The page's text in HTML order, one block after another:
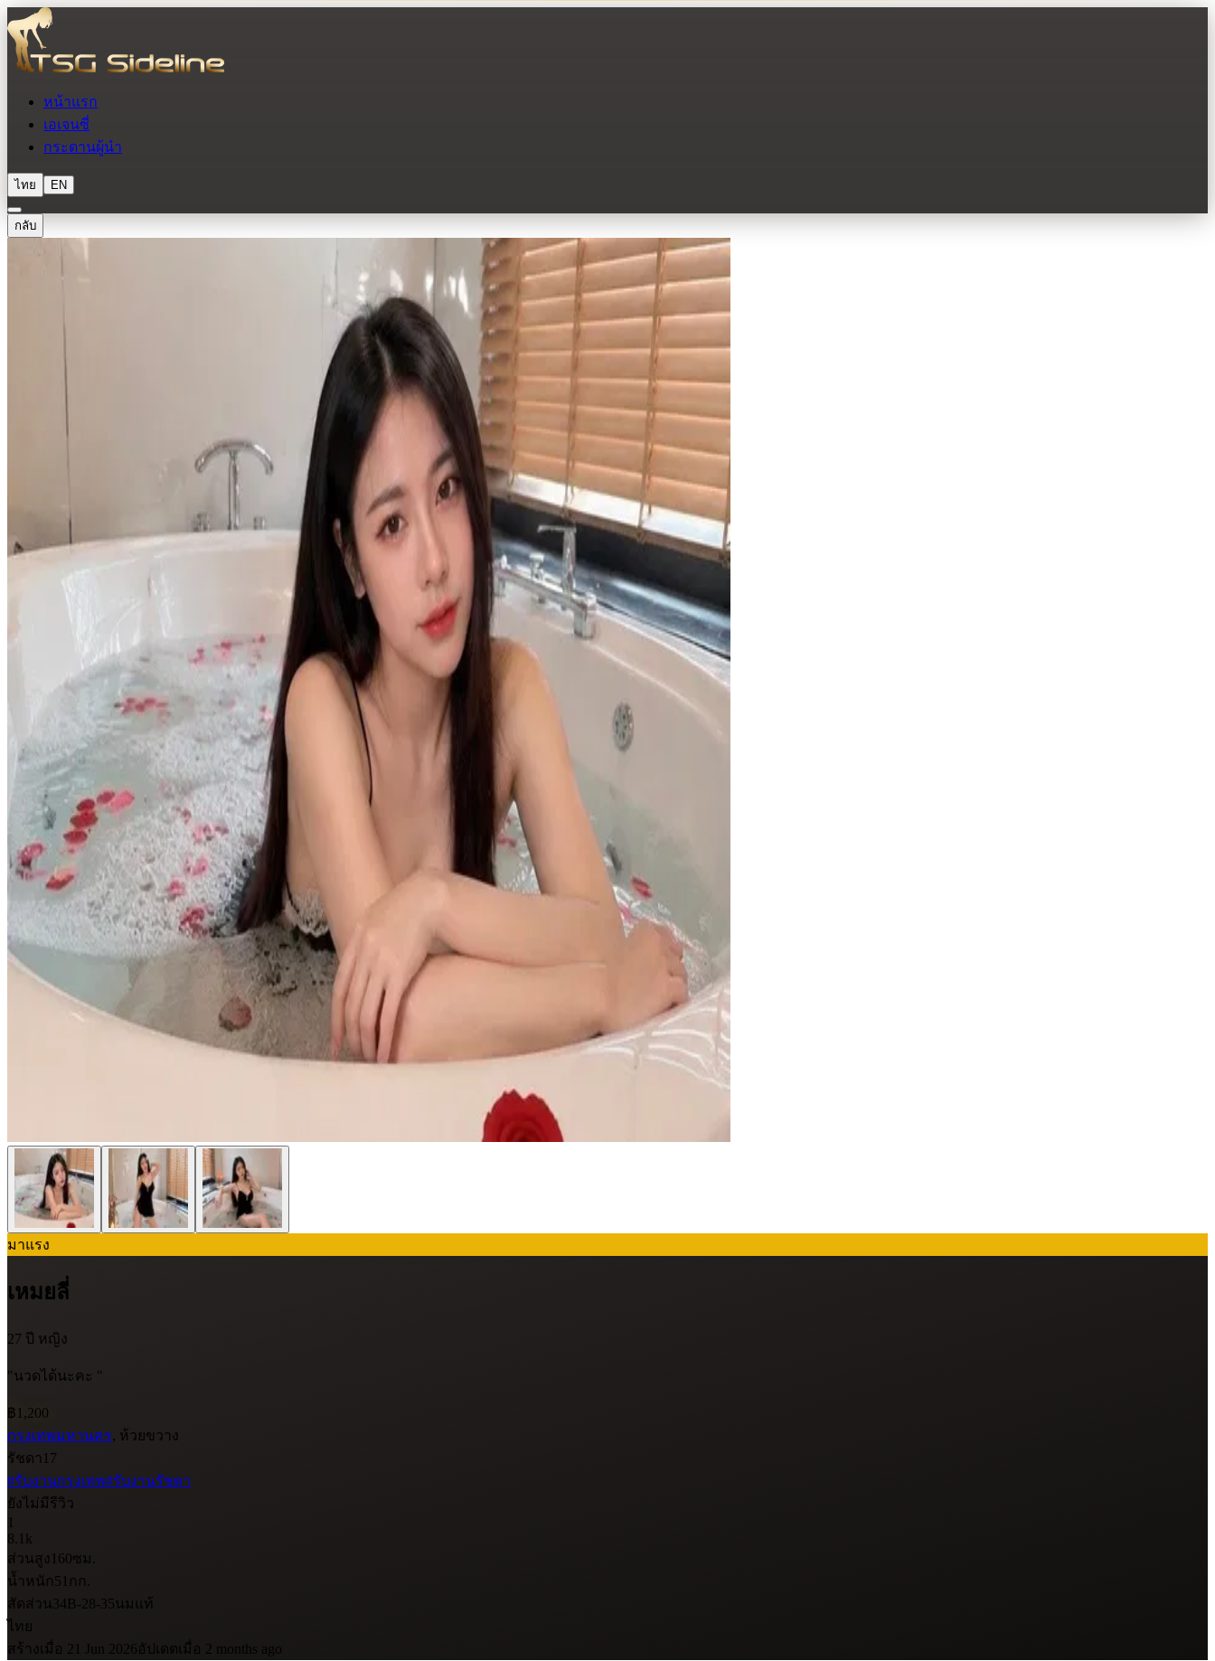
หน้าแรก
เอเจนซี่
กระดานผู้นำ
ไทย EN
กลับ
มาแรง
เหมยลี่
27 ปี หญิง
"นวดได้นะคะ "
฿1,200
กรุงเทพมหานคร, ห้วยขวาง
รัชดา17
#รับงานกรุงเทพ#รับงานรัชดา
ยังไม่มีรีวิว
1
8.1k
ส่วนสูง 160ซม.
น้ำหนัก 51 กก.
สัดส่วน 34B-28-35นมแท้
ไทย
สร้างเมื่อ 21 Jun 2026อัปเดตเมื่อ 2 months ago